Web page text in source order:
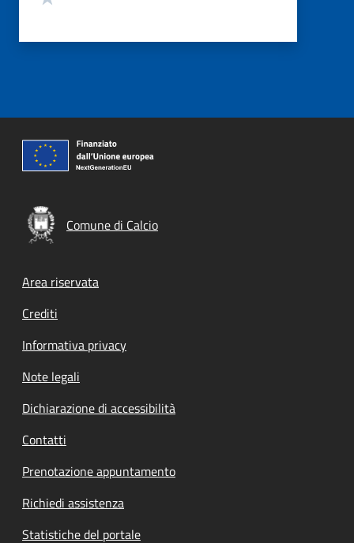
Comune di Calcio
Footer menu
Area riservata
Crediti
Informativa privacy
Note legali
Dichiarazione di accessibilità
Contatti
Prenotazione appuntamento
Richiedi assistenza
Statistiche del portale